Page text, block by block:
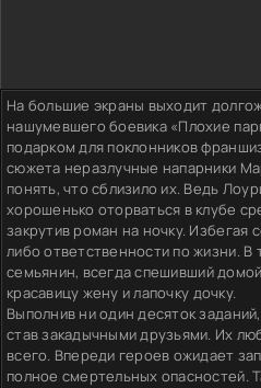
На большие экраны выходит
нашумевшего боевика «Плохие
подарком для поклонников
сюжета неразлучные напарники
понять, что сблизило их. Ведь
хорошенько оторваться в клубе
закрутив роман на ночку. Избегая
либо ответственности по жизни.
семьянин, всегда спешивший
красавицу жену и лапочку дочку.
Выполнив ни один десяток
став закадычными друзьями. Их
всего. Впереди героев ожидает
полное смертельных опасностей.